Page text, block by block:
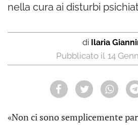
nella cura ai disturbi
di Ilaria
14
«Non ci sono semplicemente